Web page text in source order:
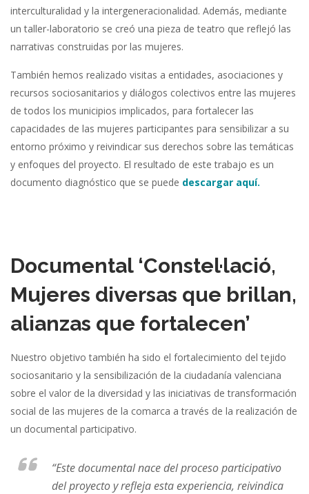
interculturalidad y la intergeneracionalidad. Además, mediante
un taller-laboratorio se creó una pieza de teatro que reflejó las
narrativas construidas por las mujeres.
También hemos realizado visitas a entidades, asociaciones y
recursos sociosanitarios y diálogos colectivos entre las mujeres
de todos los municipios implicados, para fortalecer las
capacidades de las mujeres participantes para sensibilizar a su
entorno próximo y reivindicar sus derechos sobre las temáticas
y enfoques del proyecto. El resultado de este trabajo es un
documento diagnóstico que se puede descargar aquí.
Documental ‘Constel·lació,
Mujeres diversas que brillan,
alianzas que fortalecen’
Nuestro objetivo también ha sido el fortalecimiento del tejido
sociosanitario y la sensibilización de la ciudadanía valenciana
sobre el valor de la diversidad y las iniciativas de transformación
social de las mujeres de la comarca a través de la realización de
un documental participativo.
“Este documental nace del proceso participativo
del proyecto y refleja esta experiencia, reivindica